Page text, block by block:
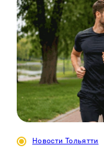
Новости Тольятти